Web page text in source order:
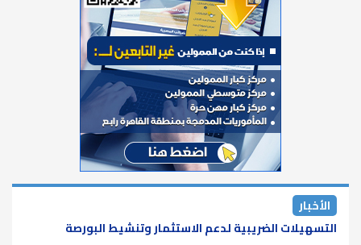
الأخبار
التسهيلات الضريبية لدعم الاستثمار وتنشيط البورصة